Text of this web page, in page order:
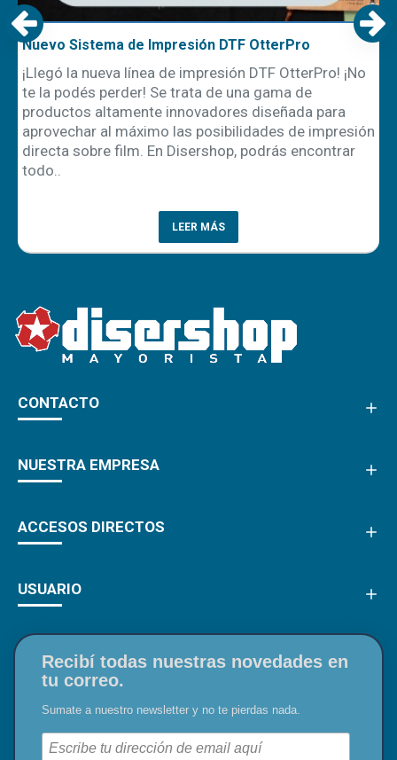
Remeras polo Speedway: tu mejor opción para
En el mundo laboral, la primera impresión cuenta, y
los uniformes juegan un papel clave en cómo una
empresa se presenta ante sus clientes y
colaboradores. Entre las diferentes alternativas
textiles, las remeras polo han logrado consolidarse
LEER MÁS
CONTACTO
NUESTRA EMPRESA
ACCESOS DIRECTOS
USUARIO
Recibí todas nuestras novedades en
tu correo.
Sumate a nuestro newsletter y no te pierdas nada.